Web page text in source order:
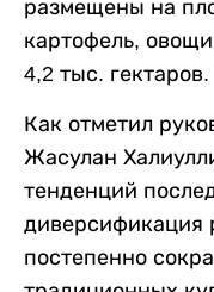
размещены на
картофель,
4,2 тыс. гектаров.
Как отметил
Жасулан
тенденций
диверсификация
постепенно